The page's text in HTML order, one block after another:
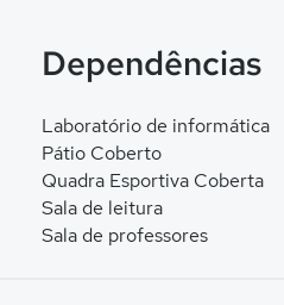
Dependências
Laboratório de informática
Pátio Coberto
Quadra Esportiva Coberta
Sala de leitura
Sala de professores